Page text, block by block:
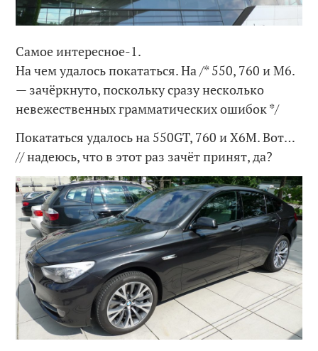
Самое интересное-1.
На чем удалось покататься. На /* 550, 760 и M6.
— зачёркнуто, поскольку сразу несколько
невежественных грамматических ошибок */
Покататься удалось на 550GT, 760 и X6M. Вот…
// надеюсь, что в этот раз зачёт принят, да?